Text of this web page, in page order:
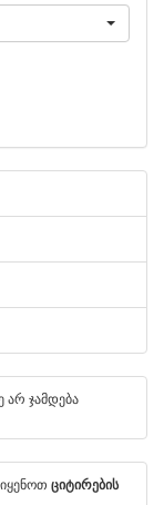
არ ჯამდება
ციტირების